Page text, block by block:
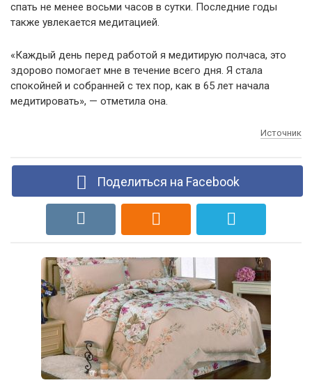
спать не менее восьми часов в сутки. Последние годы
также увлекается медитацией.
«Каждый день перед работой я медитирую полчаса, это
здорово помогает мне в течение всего дня. Я стала
спокойней и собранней с тех пор, как в 65 лет начала
медитировать», — отметила она.
Источник
Поделиться на Facebook